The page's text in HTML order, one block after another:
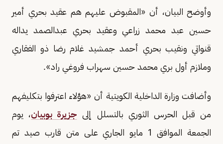
وأوضح البيان، أن «المقبوض عليهم هم عقيد بحري أمير
حسين عبد محمد زراعي وعقيد بحري عبدالصمد يداله
قنواتي ونقيب بحري أحمد جمشيد غلام رضا ذو الفقاري
وملازم أول بري محمد حسين سهراب فروغي راد».
وأضافت وزارة الداخلية الكويتية أن «هؤلاء اعترفوا بتكليفهم
من قبل الحرس الثوري بالتسلل إلى جزيرة بوبيان، يوم
الجمعة الموافق 1 مايو الجاري على متن قارب صيد تم